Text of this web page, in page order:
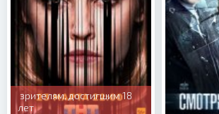
зрителям, достигшим 18
лет